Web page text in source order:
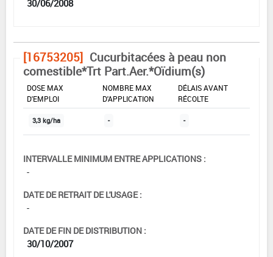
30/06/2008
[16753205] Cucurbitacées à peau non
comestible*Trt Part.Aer.*Oïdium(s)
DOSE MAX
D'EMPLOI
NOMBRE MAX
D'APPLICATION
DÉLAIS AVANT
RÉCOLTE
3,3 kg/ha - -
INTERVALLE MINIMUM ENTRE APPLICATIONS :
-
DATE DE RETRAIT DE L'USAGE :
-
DATE DE FIN DE DISTRIBUTION :
30/10/2007